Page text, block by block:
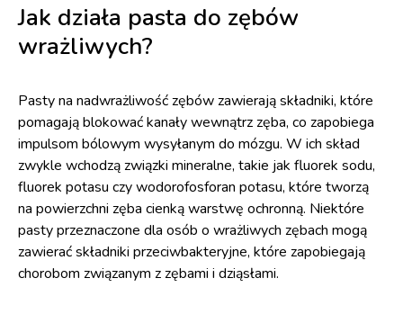
Jak działa pasta do zębów
wrażliwych?
Pasty na nadwrażliwość zębów zawierają składniki, które
pomagają blokować kanały wewnątrz zęba, co zapobiega
impulsom bólowym wysyłanym do mózgu. W ich skład
zwykle wchodzą związki mineralne, takie jak fluorek sodu,
fluorek potasu czy wodorofosforan potasu, które tworzą
na powierzchni zęba cienką warstwę ochronną. Niektóre
pasty przeznaczone dla osób o wrażliwych zębach mogą
zawierać składniki przeciwbakteryjne, które zapobiegają
chorobom związanym z zębami i dziąsłami.